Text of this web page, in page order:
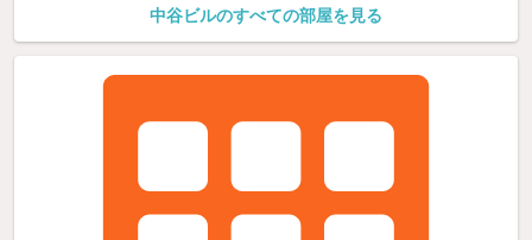
中谷ビルのすべての部屋を見る